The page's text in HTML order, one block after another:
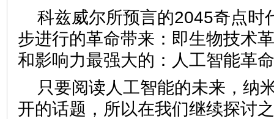
科兹威尔所预言的2045奇点时
步进行的革命带来：即生物技术
和影响力最强大的：人工智能革
只要阅读人工智能的未来，纳
开的话题，所以在我们继续探讨